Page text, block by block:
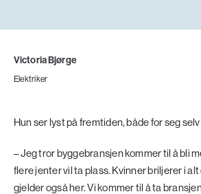
Victoria Bjørge
Elektriker
Hun ser lyst på fremtiden, både for seg
– Jeg tror byggebransjen kommer til å bli
flere jenter vil ta plass. Kvinner briljerer i alt
gjelder også her. Vi kommer til å ta